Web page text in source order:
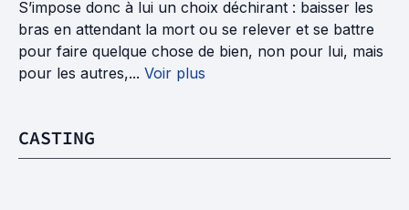
S’impose donc à lui un choix déchirant : baisser les
bras en attendant la mort ou se relever et se battre
pour faire quelque chose de bien, non pour lui, mais
pour les autres,... Voir plus
CASTING